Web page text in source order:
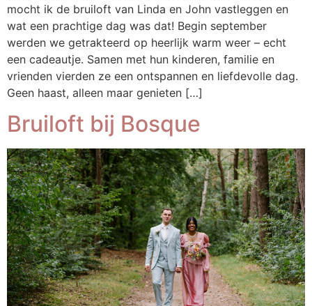
mocht ik de bruiloft van Linda en John vastleggen en
wat een prachtige dag was dat! Begin september
werden we getrakteerd op heerlijk warm weer – echt
een cadeautje. Samen met hun kinderen, familie en
vrienden vierden ze een ontspannen en liefdevolle dag.
Geen haast, alleen maar genieten […]
Bruiloft bij Bosque